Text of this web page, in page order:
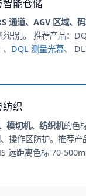
能仓储
通道、AGV 区域、
识别。 推荐产品：
DQL 测量光幕、
织
模切机、纺织机的色
操作区防护。推荐产
远距离色标 70-